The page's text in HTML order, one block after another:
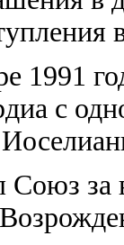
1991
с
Союз